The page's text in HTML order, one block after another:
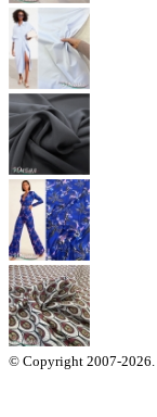
© Copyright 2007-2026.